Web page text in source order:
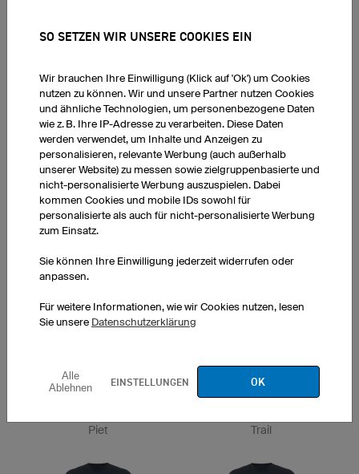
Road Razor
Countdown
Piet Trail
SO SETZEN WIR UNSERE COOKIES EIN
Wir brauchen Ihre Einwilligung (Klick auf 'Ok') um Cookies
nutzen zu können. Wir und unsere Partner nutzen Cookies
und ähnliche Technologien, um personenbezogene Daten
wie z. B. Ihre IP-Adresse zu verarbeiten. Diese Daten
werden verwendet, um Inhalte und Anzeigen zu
personalisieren, relevante Werbung (auch außerhalb
unserer Website) zu messen sowie zielgruppenbasierte und
nicht-personalisierte Werbung auszuspielen. Dabei
kommen Cookies und mobile IDs sowohl für
personalisierte als auch für nicht-personalisierte Werbung
zum Einsatz.
Sie können Ihre Einwilligung jederzeit widerrufen oder
anpassen.
Für weitere Informationen, wie wir Cookies nutzen, lesen
Sie unsere Datenschutzerklärung
Alle
Ablehnen
EINSTELLUNGEN OK